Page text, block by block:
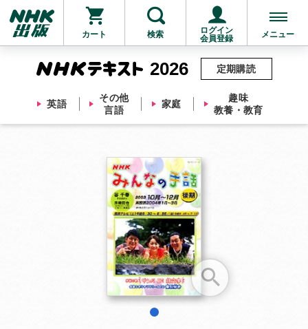
カート 検索
ログイン
会員登録
メニュー
2026
英語
その他
言語
家庭
趣味
教養・教育
定期購読
他にも商品を買う